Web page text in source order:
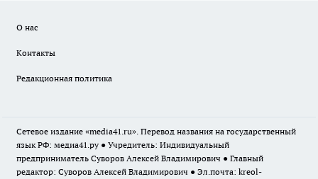
О нас
Контакты
Редакционная политика
Сетевое издание «media41.ru». Перевод названия на государственный
язык РФ: медиа41.ру ● Учредитель: Индивидуальный
предприниматель Суворов Алексей Владимирович ● Главный
редактор: Суворов Алексей Владимирович ● Эл.почта: kreol-